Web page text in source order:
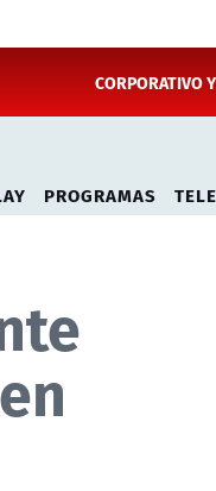
CORPORATIVO
PROGRAMAS